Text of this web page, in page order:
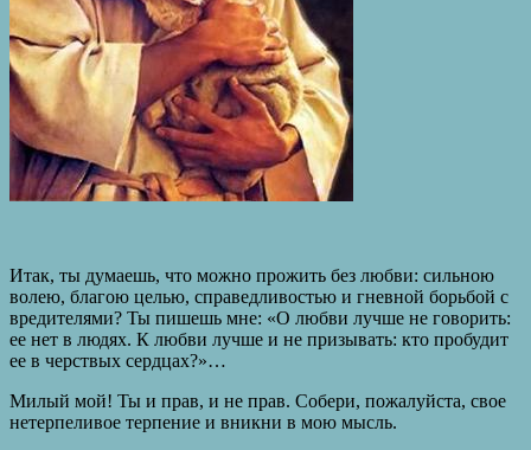
Итак, ты думаешь, что можно прожить без любви: сильною
волею, благою целью, справедливостью и гневной борьбой с
вредителями? Ты пишешь мне: «О любви лучше не говорить:
ее нет в людях. К любви лучше и не призывать: кто пробудит
ее в черствых сердцах?»…
Милый мой! Ты и прав, и не прав. Собери, пожалуйста, свое
нетерпеливое терпение и вникни в мою мысль.